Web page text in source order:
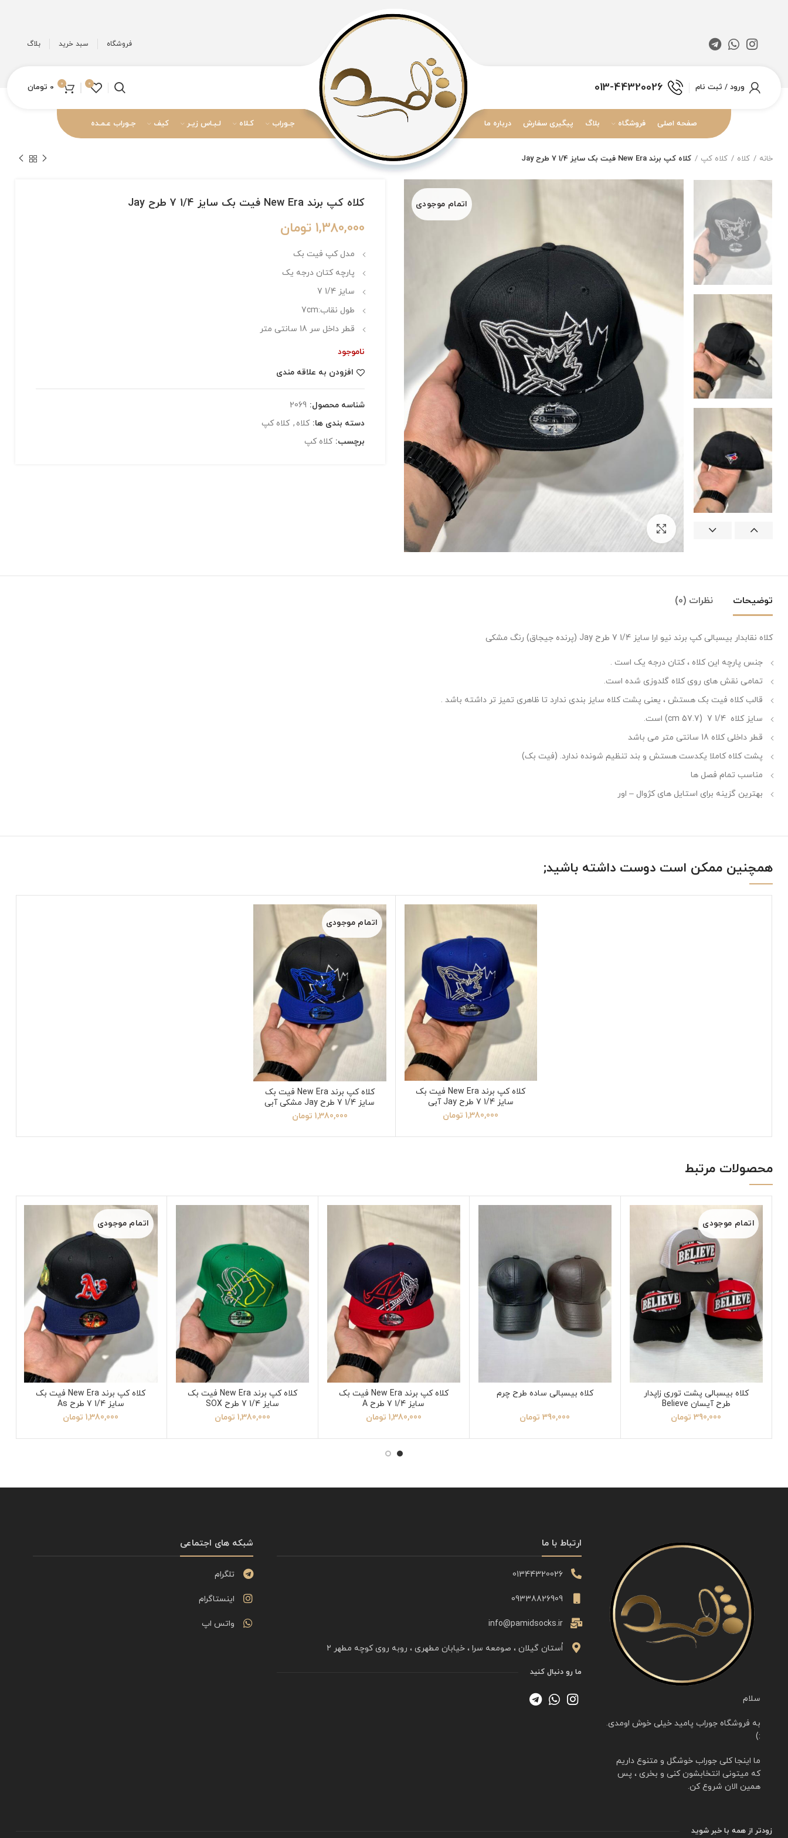
فروشگاه سبد خرید بلاگ
ورود / ثبت نام 013-44320026
0
0
0 تومان
صفحه اصلی فروشگاه بلاگ پیگیری سفارش درباره ما جـوراب کـلاه لـبـاس زیـر کیف جـوراب عـمـده
خانه کلاه کلاه کپ کلاه کپ برند New Era فیت بک سایز 1/4 7 طرح Jay
اتمام موجودی کلاه کپ برند New Era فیت بک سایز 1/4 7 طرح Jay
1,380,000 تومان
مدل کپ فیت بک
پارچه کتان درجه یک
سایز 1/4 7
طول نقاب:7cm
قطر داخل سر 18 سانتی متر
ناموجود
افزودن به علاقه مندی
شناسه محصول: 2069
دسته بندی ها: کلاه , کلاه کپ
برچسب: کلاه کپ
توضیحات نظرات (0)
کلاه نقابدار بیسبالی کپ برند نیو ارا سایز 1/4 7 طرح Jay (پرنده جیجاق) رنگ مشکی
جنس پارچه این کلاه ، کتان درجه یک است .
تمامی نقش های روی کلاه گلدوزی شده است.
قالب کلاه فیت بک هستش ، یعنی پشت کلاه سایز بندی ندارد تا ظاهری تمیز تر داشته باشد .
سایز کلاه 1/4 7 (57.7 cm) است.
قطر داخلی کلاه 18 سانتی متر می باشد
پشت کلاه کاملا یکدست هستش و بند تنظیم شونده ندارد. (فیت بک)
مناسب تمام فصل ها
بهترین گزینه برای استایل های کژوال – اور
همچنین ممکن است دوست داشته باشید;
کلاه کپ برند New Era فیت بک
سایز 1/4 7 طرح Jay آبی
1,380,000 تومان
اتمام موجودی
کلاه کپ برند New Era فیت بک
سایز 1/4 7 طرح Jay مشکی آبی
1,380,000 تومان
محصولات مرتبط
اتمام موجودی
کلاه بیسبالی پشت توری زاپدار
طرح آیسان Believe
390,000 تومان
کلاه بیسبالی ساده طرح چرم
390,000 تومان
کلاه کپ برند New Era فیت بک
سایز 1/4 7 طرح A
1,380,000 تومان
کلاه کپ برند New Era فیت بک
سایز 1/4 7 طرح SOX
1,380,000 تومان
اتمام موجودی
کلاه کپ برند New Era فیت بک
سایز 1/4 7 طرح As
1,380,000 تومان
سلام
به فروشگاه جوراب پامید خیلی خوش اومدی.
:)
ما اینجا کلی جوراب خوشگل و متنوع داریم
که میتونی انتخابشون کنی و بخری ، پس
همین الان شروع کن.
ارتباط با ما
01344320026
09338826909
info@pamidsocks.ir
اُستان گیلان ، صومعه سرا ، خیابان مطهری ، روبه روی کوچه مطهر ۲
ما رو دنبال کنید
شبکه های اجتماعی
تلگرام
اینستاگرام
واتس اپ
زودتر از همه با خبر شوید